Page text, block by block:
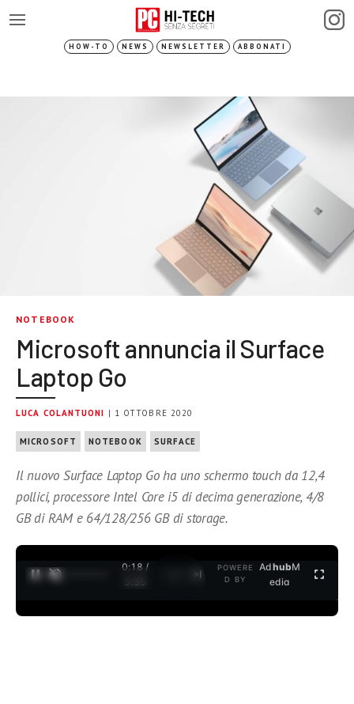
HOW-TO NEWS NEWSLETTER ABBONATI
NOTEBOOK
Microsoft annuncia il Surface
Laptop Go
LUCA COLANTUONI | 1 OTTOBRE 2020
MICROSOFT NOTEBOOK SURFACE
Il nuovo Surface Laptop Go ha uno schermo touch da 12,4
pollici, processore Intel Core i5 di decima generazione, 4/8
GB di RAM e 64/128/256 GB di storage.
0:19 /
3:35
POWERE
D BY
AdhubM
edia